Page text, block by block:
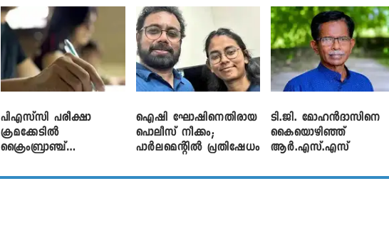
വിനായകൻ
പിഎസ്‌സി പരീക്ഷാ
ക്രമക്കേ‌ടിൽ
ക്രൈംബ്രാഞ്ച്
ഐഷി ഘോഷിനെതിരായ
പൊലീസ് നീക്കം;
പാര്‍ലമെന്റിൽ പ്രതിഷേധം
ടി.ജി. മോഹൻദാസിനെ
കൈയൊഴിഞ്ഞ്
ആർ.എസ്.എസ്